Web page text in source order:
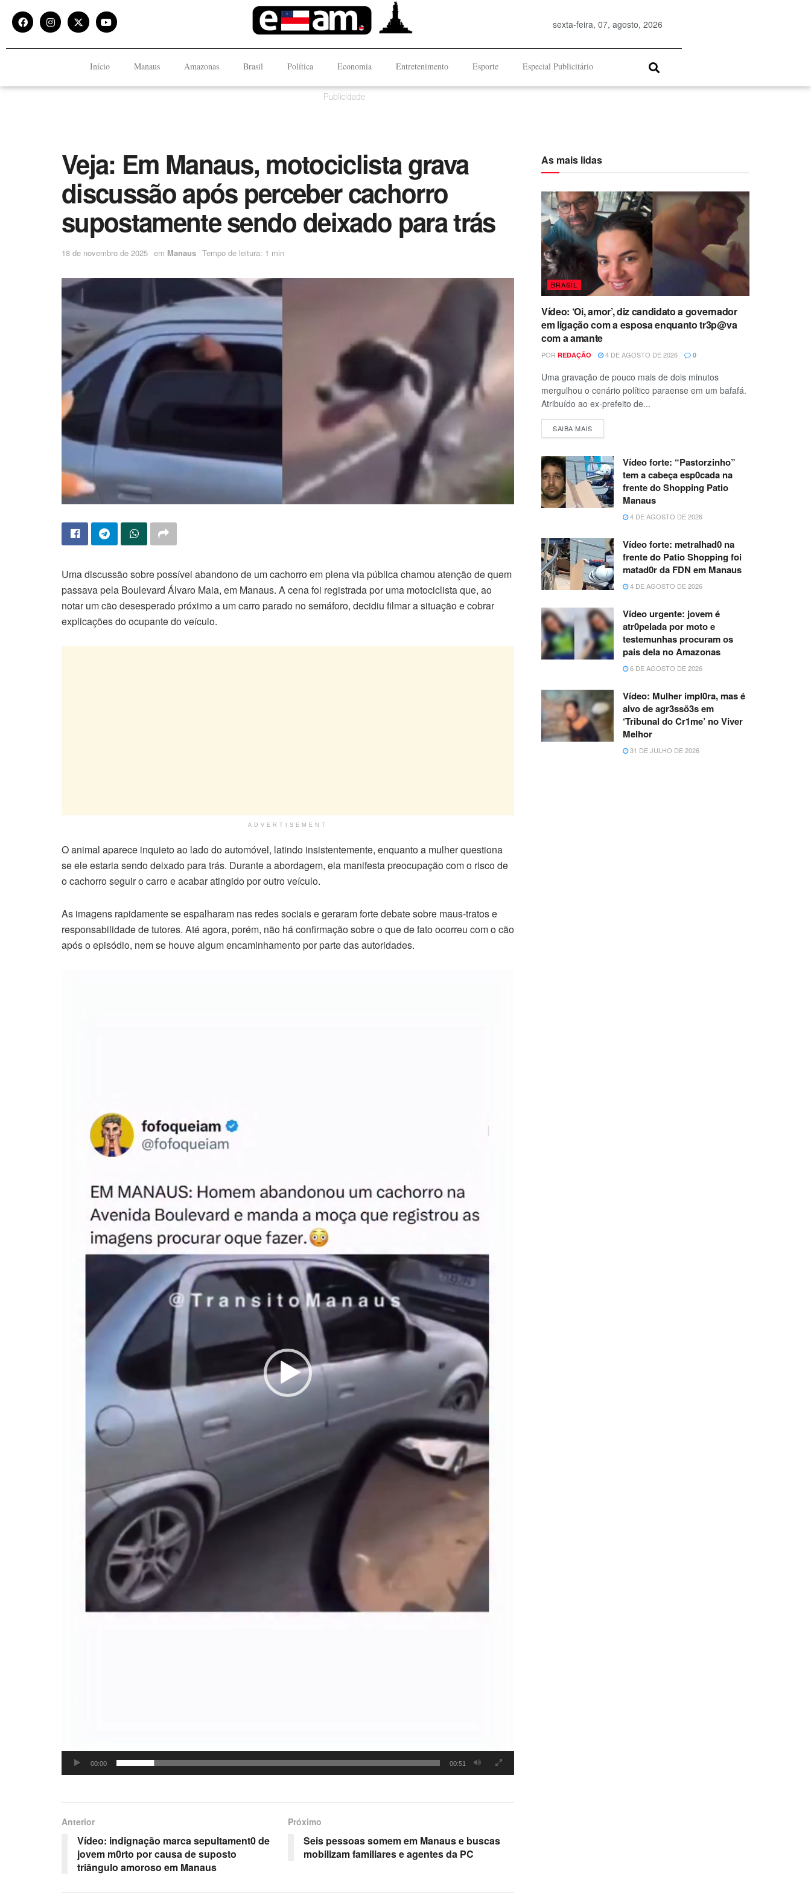
sexta-feira, 07, agosto, 2026
Início Manaus Amazonas Brasil Política Economia Entretenimento Esporte Especial Publicitário
Publicidade
Veja: Em Manaus, motociclista grava
discussão após perceber cachorro
supostamente sendo deixado para trás
18 de novembro de 2025 em Manaus Tempo de leitura: 1 min
Uma discussão sobre possível abandono de um cachorro em plena via pública chamou atenção de quem
passava pela Boulevard Álvaro Maia, em Manaus. A cena foi registrada por uma motociclista que, ao
notar um cão desesperado próximo a um carro parado no semáforo, decidiu filmar a situação e cobrar
explicações do ocupante do veículo.
ADVERTISEMENT
O animal aparece inquieto ao lado do automóvel, latindo insistentemente, enquanto a mulher questiona
se ele estaria sendo deixado para trás. Durante a abordagem, ela manifesta preocupação com o risco de
o cachorro seguir o carro e acabar atingido por outro veículo.
As imagens rapidamente se espalharam nas redes sociais e geraram forte debate sobre maus-tratos e
responsabilidade de tutores. Até agora, porém, não há confirmação sobre o que de fato ocorreu com o cão
após o episódio, nem se houve algum encaminhamento por parte das autoridades.
00:00 00:51
Anterior
Vídeo: indignação marca sepultament0 de
jovem m0rto por causa de suposto
triângulo amoroso em Manaus
Próximo
Seis pessoas somem em Manaus e buscas
mobilizam familiares e agentes da PC
As mais lidas
BRASIL
Vídeo: ‘Oi, amor’, diz candidato a governador
em ligação com a esposa enquanto tr3p@va
com a amante
POR REDAÇÃO 4 DE AGOSTO DE 2026 0
Uma gravação de pouco mais de dois minutos
mergulhou o cenário político paraense em um bafafá.
Atribuído ao ex-prefeito de...
SAIBA MAIS
Vídeo forte: “Pastorzinho”
tem a cabeça esp0cada na
frente do Shopping Patio
Manaus
4 DE AGOSTO DE 2026
Vídeo forte: metralhad0 na
frente do Patio Shopping foi
matad0r da FDN em Manaus
4 DE AGOSTO DE 2026
Vídeo urgente: jovem é
atr0pelada por moto e
testemunhas procuram os
pais dela no Amazonas
6 DE AGOSTO DE 2026
Vídeo: Mulher impl0ra, mas é
alvo de agr3ssõ3s em
‘Tribunal do Cr1me’ no Viver
Melhor
31 DE JULHO DE 2026